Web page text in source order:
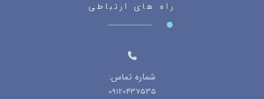
راه های ارتباطی
شماره تماس:
09120437535